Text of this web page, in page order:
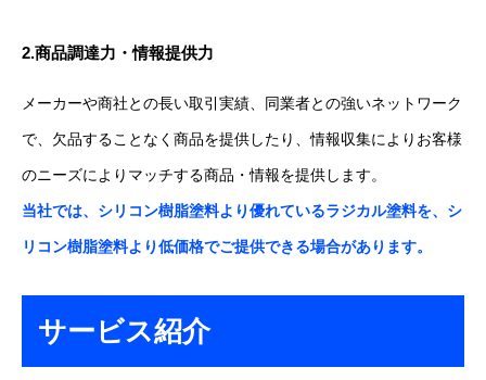
2.商品調達力・情報提供力
メーカーや商社との長い取引実績、同業者との強いネットワーク
で、欠品することなく商品を提供したり、情報収集によりお客様
のニーズによりマッチする商品・情報を提供します。
当社では、シリコン樹脂塗料より優れているラジカル塗料を、シ
リコン樹脂塗料より低価格でご提供できる場合があります。
サービス紹介